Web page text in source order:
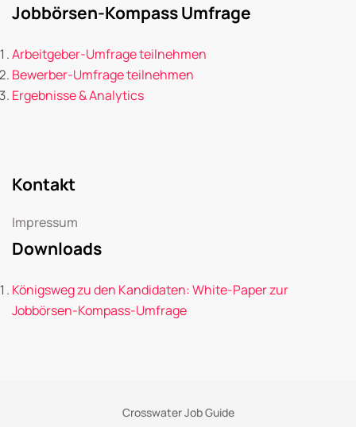
Jobbörsen-Kompass Umfrage
Arbeitgeber-Umfrage teilnehmen
Bewerber-Umfrage teilnehmen
Ergebnisse & Analytics
Kontakt
Impressum
Downloads
Königsweg zu den Kandidaten: White-Paper zur
Jobbörsen-Kompass-Umfrage
Crosswater Job Guide